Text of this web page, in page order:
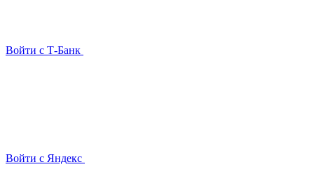
Войти с Т-Банк
Войти с Яндекс